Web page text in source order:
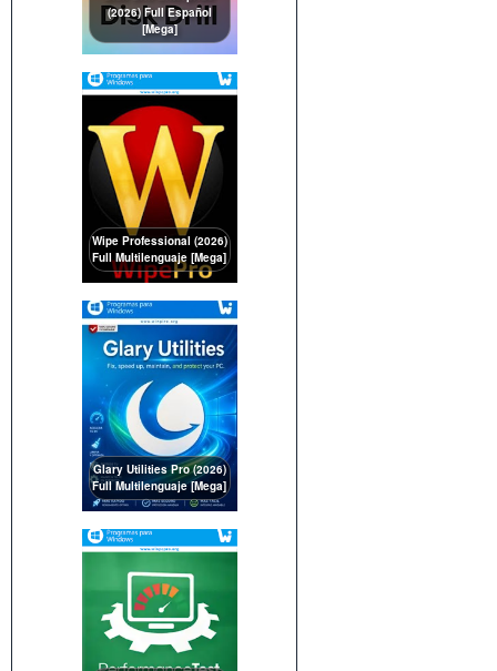
(2026) Full Español
[Mega]
Wipe Professional (2026)
Full Multilenguaje [Mega]
Glary Utilities Pro (2026)
Full Multilenguaje [Mega]